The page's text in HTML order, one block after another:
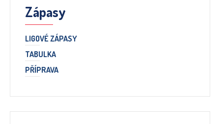
Zápasy
LIGOVÉ ZÁPASY
TABULKA
PŘÍPRAVA